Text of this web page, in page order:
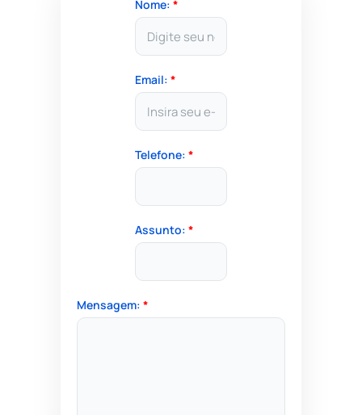
Nome: *
Email: *
Telefone: *
Assunto: *
Mensagem: *